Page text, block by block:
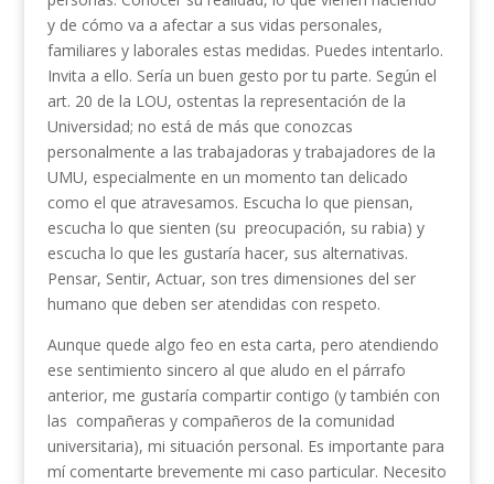
y de cómo va a afectar a sus vidas personales,
familiares y laborales estas medidas. Puedes intentarlo.
Invita a ello. Sería un buen gesto por tu parte. Según el
art. 20 de la LOU, ostentas la representación de la
Universidad; no está de más que conozcas
personalmente a las trabajadoras y trabajadores de la
UMU, especialmente en un momento tan delicado
como el que atravesamos. Escucha lo que piensan,
escucha lo que sienten (su preocupación, su rabia) y
escucha lo que les gustaría hacer, sus alternativas.
Pensar, Sentir, Actuar, son tres dimensiones del ser
humano que deben ser atendidas con respeto.
Aunque quede algo feo en esta carta, pero atendiendo
ese sentimiento sincero al que aludo en el párrafo
anterior, me gustaría compartir contigo (y también con
las compañeras y compañeros de la comunidad
universitaria), mi situación personal. Es importante para
mí comentarte brevemente mi caso particular. Necesito